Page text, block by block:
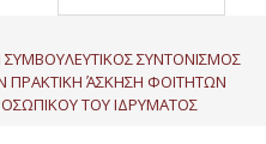
ΣΥΜΒΟΥΛΕΥΤΙΚΟΣ ΣΥΝΤΟΝΙΣΜΟΣ
ΆΣΚΗΣΗ ΦΟΙΤΗΤΩΝ
ΤΟΥ ΙΔΡΥΜΑΤΟΣ